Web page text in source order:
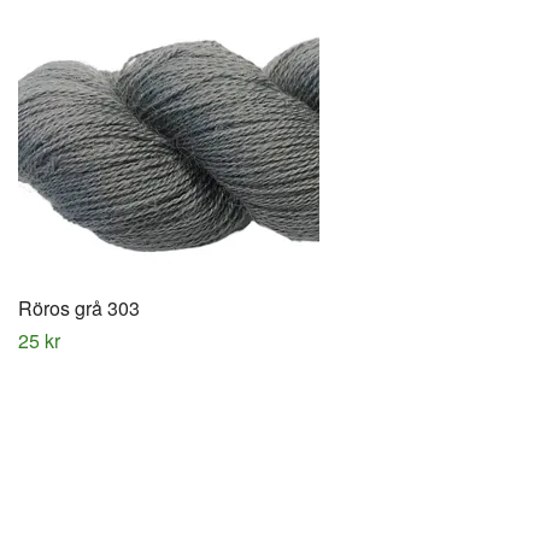
Röros grå 303
25 kr